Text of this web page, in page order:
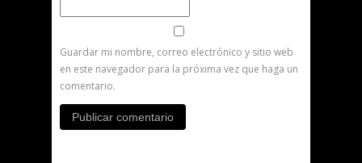
Guardar mi nombre, correo electrónico y sitio web
en este navegador para la próxima vez que haga un
comentario.